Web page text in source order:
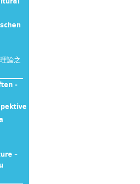
論之
-
–